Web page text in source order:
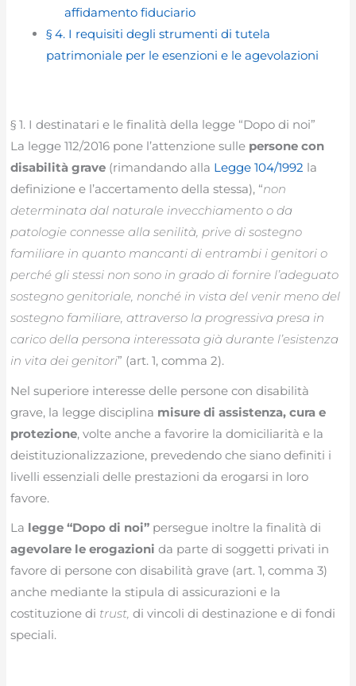
affidamento fiduciario
§ 4. I requisiti degli strumenti di tutela
patrimoniale per le esenzioni e le agevolazioni
§ 1. I destinatari e le finalità della legge “Dopo di noi”
La legge 112/2016 pone l’attenzione sulle persone con
disabilità grave (rimandando alla Legge 104/1992 la
definizione e l’accertamento della stessa), “non
determinata dal naturale invecchiamento o da
patologie connesse alla senilità, prive di sostegno
familiare in quanto mancanti di entrambi i genitori o
perché gli stessi non sono in grado di fornire l’adeguato
sostegno genitoriale, nonché in vista del venir meno del
sostegno familiare, attraverso la progressiva presa in
carico della persona interessata già durante l’esistenza
in vita dei genitori” (art. 1, comma 2).
Nel superiore interesse delle persone con disabilità
grave, la legge disciplina misure di assistenza, cura e
protezione, volte anche a favorire la domiciliarità e la
deistituzionalizzazione, prevedendo che siano definiti i
livelli essenziali delle prestazioni da erogarsi in loro
favore.
La legge “Dopo di noi” persegue inoltre la finalità di
agevolare le erogazioni da parte di soggetti privati in
favore di persone con disabilità grave (art. 1, comma 3)
anche mediante la stipula di assicurazioni e la
costituzione di trust, di vincoli di destinazione e di fondi
speciali.